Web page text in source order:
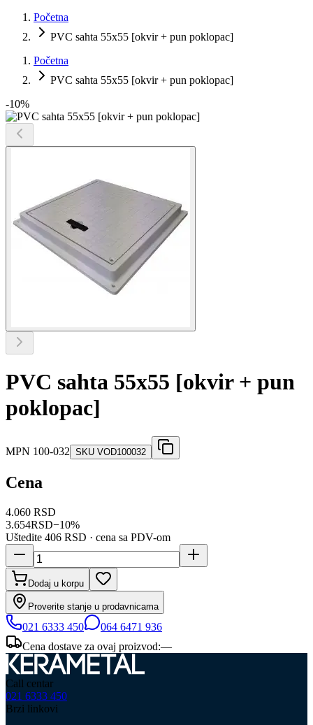
Početna
PVC sahta 55x55 [okvir + pun poklopac]
Početna
PVC sahta 55x55 [okvir + pun poklopac]
-10%
PVC sahta 55x55 [okvir + pun
poklopac]
MPN 100-032 SKU VOD100032
Cena
4.060 RSD
3.654RSD−10%
Uštedite 406 RSD · cena sa PDV-om
Dodaj u korpu
Proverite stanje u prodavnicama
021 6333 450
064 6471 936
Cena dostave za ovaj proizvod:—
Call centar
021 6333 450
Brzi linkovi